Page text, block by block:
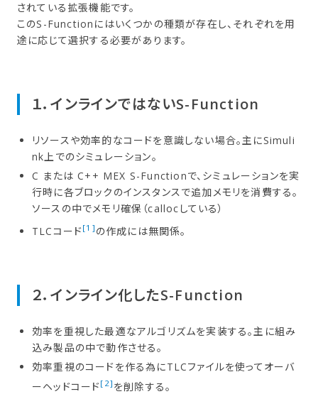
されている拡張機能です。
このS-Functionにはいくつかの種類が存在し、それぞれを用
途に応じて選択する必要があります。
１．​インラインではない​S-Function
リソースや効率的なコードを意識しない場合。主にSimuli
nk上でのシミュレーション。
C または C++ MEX S-Functionで、シミュレーションを実
行時に各ブロックのインスタンスで追加メモリを消費する。
ソースの中でメモリ確保（callocしている）
TLCコード [1] の作成には無関係。
２．​インライン化した​S-Function
効率を重視した最適なアルゴリズムを実装する。主に組み
込み製品の中で動作させる。
効率重視のコードを作る為にTLCファイルを使ってオーバ
ーヘッドコード [2] を削除する。